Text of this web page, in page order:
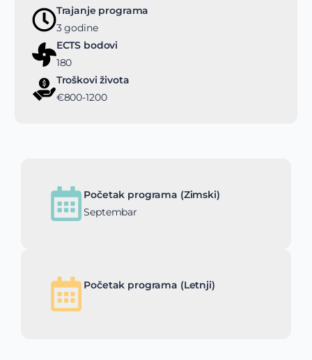
Trajanje programa
3 godine
ECTS bodovi
180
Troškovi života
€800-1200
Početak programa (Zimski)
Septembar
Početak programa (Letnji)